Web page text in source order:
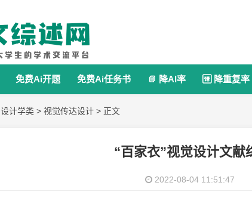
免费Ai开题 免费Ai任务书  降AI率  降重复率
设计学类 > 视觉传达设计 > 正文
“百家衣”视觉设计文献
2022-08-04 11:51:47